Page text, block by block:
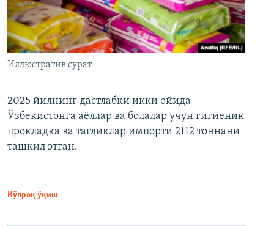
Иллюстратив сурат
2025 йилнинг дастлабки икки ойида
Ўзбекистонга аёллар ва болалар учун гигиеник
прокладка ва тагликлар импорти 2112 тоннани
ташкил этган.
Кўпроқ ўқиш